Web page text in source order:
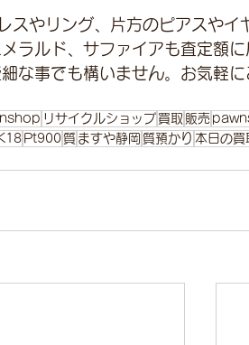
スやリング、片方のピアスやイ
ラルド、サファイアも査定額
な事でも構いません。お気軽
リサイクルショップ 買取 販売
Pt900質 ますや静岡 質預かり 本日の買